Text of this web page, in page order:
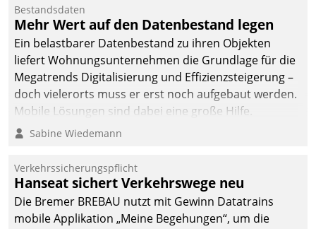
Datatrain. Die meravis
Wohnungsbau- und
Immobilien GmbH hat
sich dabei für den Betrieb
der Lösung über die SAP
Cloud Platform
entschieden - als erstes
Unternehmen am
Bestandsdaten
Mehr Wert auf den Datenbestand legen
Ein belastbarer Datenbestand zu ihren Objekten
liefert Wohnungsunternehmen die Grundlage für die
Megatrends Digitalisierung und Effizienzsteigerung –
doch vielerorts muss er erst noch aufgebaut werden.
Mobile Lösungen sind dabei eine große Hilfe.
Sabine Wiedemann
Verkehrssicherungspflicht
Hanseat sichert Verkehrswege neu
Die Bremer BREBAU nutzt mit Gewinn Datatrains
mobile Applikation „Meine Begehungen“, um die